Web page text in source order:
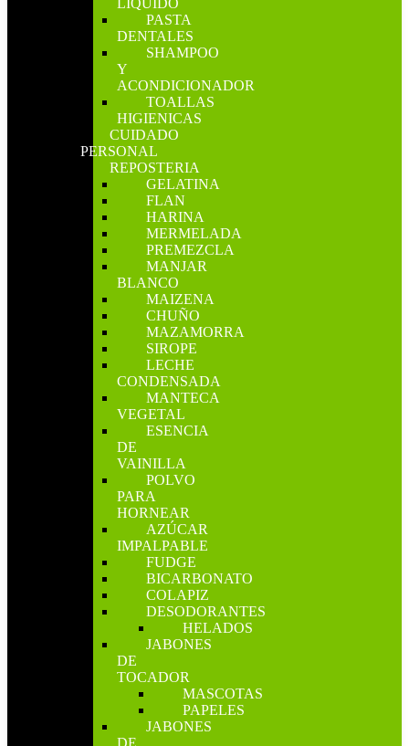
PASTA
DENTALES
SHAMPOO
Y
ACONDICIONADOR
TOALLAS
HIGIENICAS
CUIDADO
PERSONAL
REPOSTERIA
GELATINA
FLAN
HARINA
MERMELADA
PREMEZCLA
MANJAR
BLANCO
MAIZENA
CHUÑO
MAZAMORRA
SIROPE
LECHE
CONDENSADA
MANTECA
VEGETAL
ESENCIA
DE
VAINILLA
POLVO
PARA
HORNEAR
AZÚCAR
IMPALPABLE
FUDGE
BICARBONATO
COLAPIZ
DESODORANTES
HELADOS
JABONES
DE
TOCADOR
MASCOTAS
PAPELES
JABONES
DE